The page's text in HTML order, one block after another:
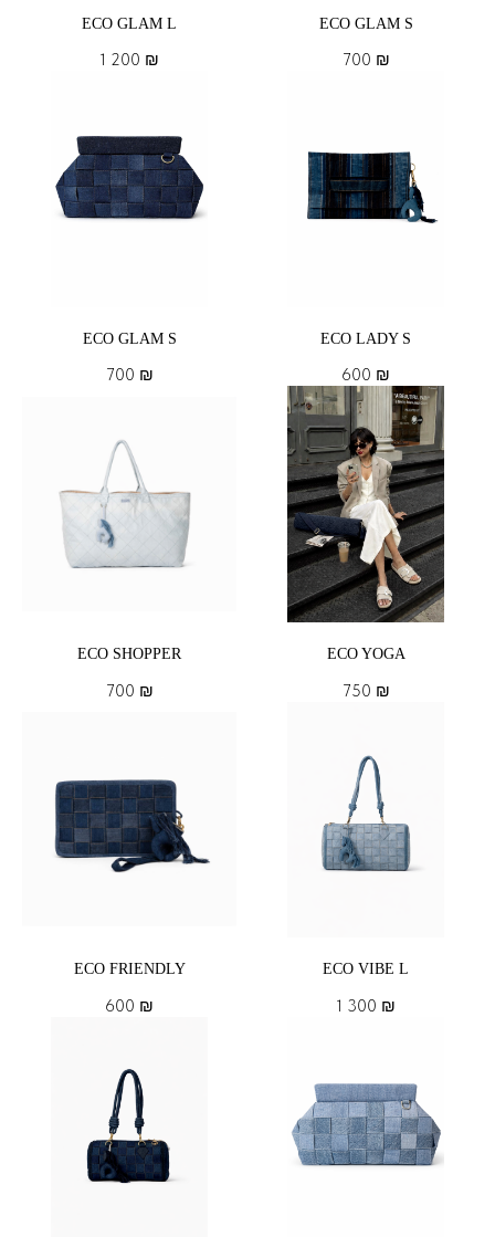
ECO GLAM L
1 200 ₪
ECO GLAM S
700 ₪
ECO GLAM S
700 ₪
ECO LADY S
600 ₪
ECO SHOPPER
700 ₪
ECO YOGA
750 ₪
ECO FRIENDLY
600 ₪
ECO VIBE L
1 300 ₪